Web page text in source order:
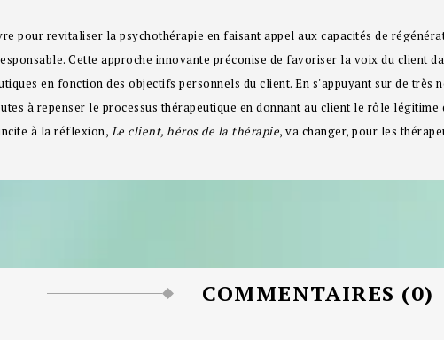
pour revitaliser la psychothérapie en faisant appel aux capacités de
Cette approche innovante préconise de favoriser la voix du client
en fonction des objectifs personnels du client. En s'appuyant sur de très
à repenser le processus thérapeutique en donnant au client le rôle
à la réflexion, Le client, héros de la thérapie, va changer, pour les
COMMENTAIRES (0)